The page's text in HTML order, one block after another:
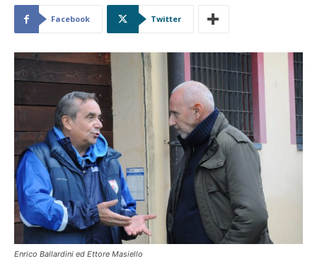
Facebook Twitter
Enrico Ballardini ed Ettore Masiello